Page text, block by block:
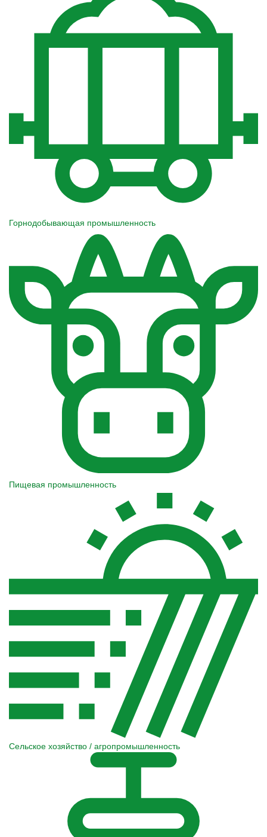
Горнодобывающая промышленность
Пищевая промышленность
Сельское хозяйство / агропромышленность